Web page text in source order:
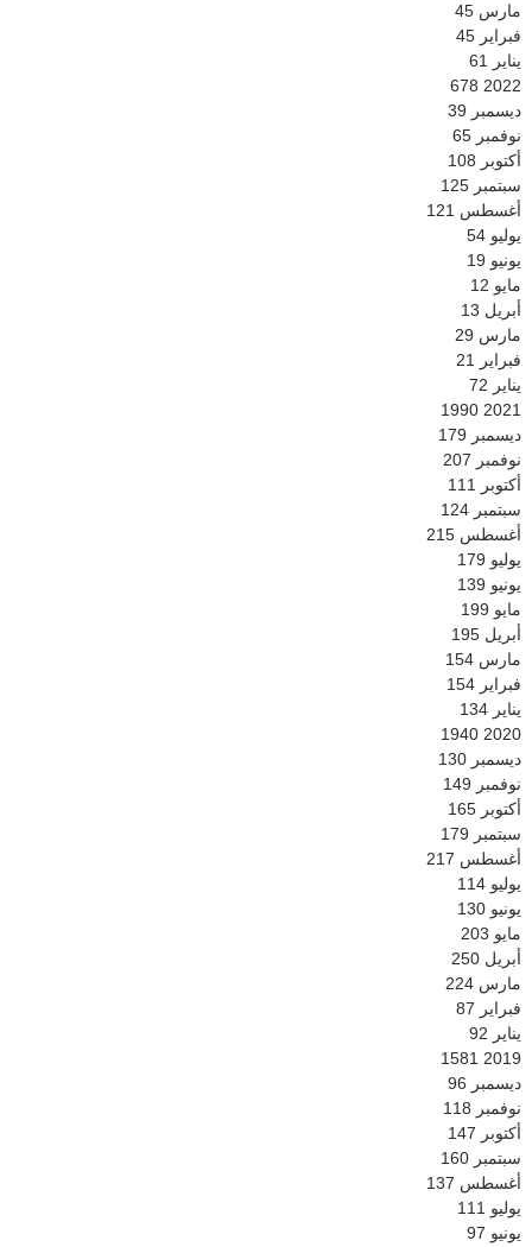
مارس 45
فبراير 45
يناير 61
2022
678
ديسمبر 39
نوفمبر 65
أكتوبر 108
سبتمبر 125
أغسطس 121
يوليو 54
يونيو 19
مايو 12
أبريل 13
مارس 29
فبراير 21
يناير 72
2021
1990
ديسمبر 179
نوفمبر 207
أكتوبر 111
سبتمبر 124
أغسطس 215
يوليو 179
يونيو 139
مايو 199
أبريل 195
مارس 154
فبراير 154
يناير 134
2020
1940
ديسمبر 130
نوفمبر 149
أكتوبر 165
سبتمبر 179
أغسطس 217
يوليو 114
يونيو 130
مايو 203
أبريل 250
مارس 224
فبراير 87
يناير 92
2019
1581
ديسمبر 96
نوفمبر 118
أكتوبر 147
سبتمبر 160
أغسطس 137
يوليو 111
يونيو 97